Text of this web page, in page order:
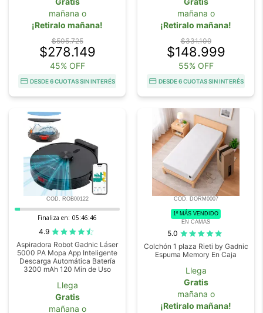
mañana o
¡Retiralo mañana!
$505.725
$278.149
45% OFF
DESDE 6 CUOTAS SIN INTERÉS
mañana o
¡Retiralo mañana!
$331.109
$148.999
55% OFF
DESDE 6 CUOTAS SIN INTERÉS
COD. ROB00122
Finaliza en: 05:46:44
4.9
Aspiradora Robot Gadnic Láser
5000 PA Mopa App Inteligente
Descarga Automática Batería
3200 mAh 120 Min de Uso
Llega
Gratis
mañana o
COD. DORM0007
1º MÁS VENDIDO
EN CAMAS
5.0
Colchón 1 plaza Rieti by Gadnic
Espuma Memory En Caja
Llega
Gratis
mañana o
¡Retiralo mañana!